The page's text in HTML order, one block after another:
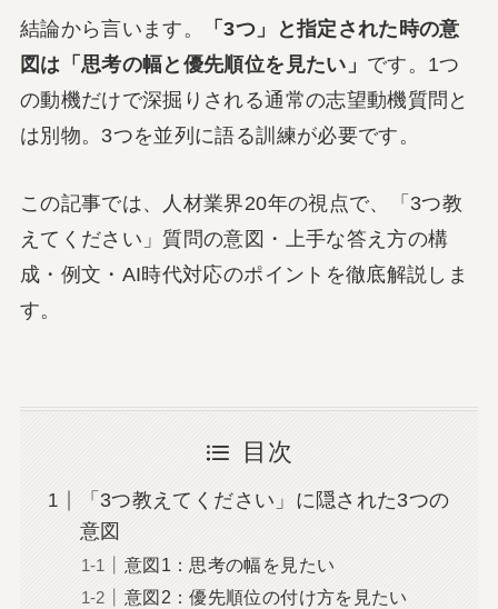
結論から言います。
「3つ」と指定された時の意
図は「思考の幅と優先順位を見たい」 です。1つ
の動機だけで深掘りされる通常の志望動機質問と
は別物。3つを並列に語る訓練が必要です。
この記事では、人材業界20年の視点で、「3つ教
えてください」質問の意図・上手な答え方の構
成・例文・AI時代対応のポイントを徹底解説しま
す。
目次
「3つ教えてください」に隠された3つの
意図
意図1：思考の幅を見たい
意図2：優先順位の付け方を見たい